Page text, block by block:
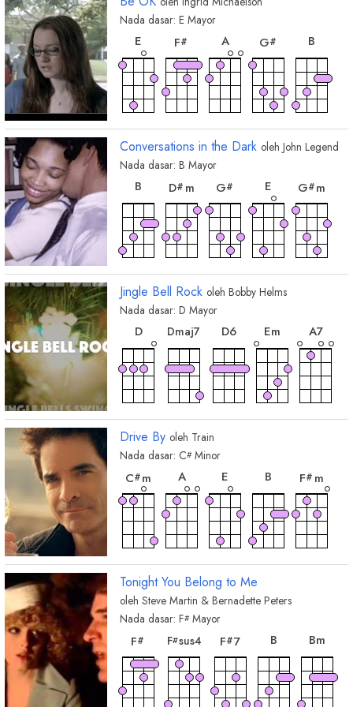
Nada dasar: E Mayor
E
chord
F#
chord
A
G#
B
F#sus4
chord
Amaj7
chord
Conversations in the Dark oleh John Legend
Nada dasar: B Mayor
B
chord
D# m
chord
G#
E
G#m
F#
chord
Jingle Bell Rock oleh Bobby Helms
Nada dasar: D Mayor
D
chord
Dmaj7
chord
D6
Em
A7
A
chord
G
chord
Gm
chord
D7
chord
E
chord
E7
chord
B7
chord
Drive By oleh Train
Nada dasar: C# Minor
C#m
chord
A
chord
E
B
F# m
G#
chord
G#7
chord
F#m7
chord
6
Tonight You Belong to Me
oleh Steve Martin & Bernadette Peters
Nada dasar: F# Mayor
F#
chord
F#sus4
chord
F#7
B
Bm